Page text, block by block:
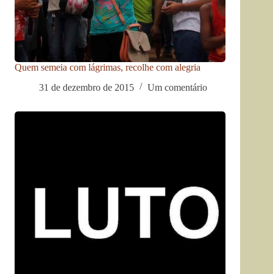
Quem semeia com lágrimas, recolhe com alegria
31 de dezembro de 2015
Um comentário